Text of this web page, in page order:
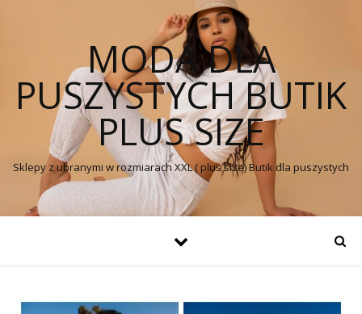
MODA DLA
PUSZYSTYCH BUTIK
PLUS SIZE
Sklepy z ubranymi w rozmiarach XXL ( plus size) Butik dla puszystych